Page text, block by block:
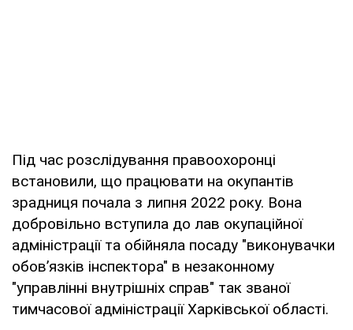
Під час розслідування правоохоронці
встановили, що працювати на окупантів
зрадниця почала з липня 2022 року. Вона
добровільно вступила до лав окупаційної
адміністрації та обійняла посаду "виконувачки
обов’язків інспектора" в незаконному
"управлінні внутрішніх справ" так званої
тимчасової адміністрації Харківської області.